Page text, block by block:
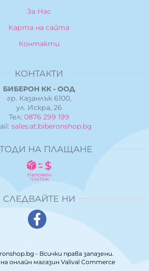
За Нас
Карта на сайта
Контакти
КОНТАКТИ
БИБЕРОН КК - ООД
гр. Казанлък 6100,
ул. Искра, 26
Тел: 0876 299 199
sales:at:biberonshop.bg
НА ПЛАЩАНЕ
СЛЕДВАЙТЕ НИ
- Всички права запазени.
онлайн магазин Valival Commerce